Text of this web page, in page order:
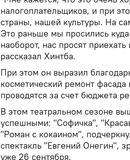
налогоплательщиков, и при
страны, нашей культуры. На
Это раньше мы просились
наоборот, нас просят
рассказал Хинтба.
При этом он выразил
косметический ремонт
проводятся за счет бюджета
В этом театральном сезоне
успешными: "Софичка",
"Роман с кокаином",
спектакль "Евгений Онегин",
уже 26 сентября.